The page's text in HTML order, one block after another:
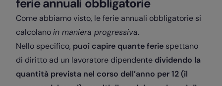
ferie annuali obbligatorie
Come abbiamo visto, le ferie annuali obbligatorie si
calcolanoin maniera progressiva.
Nello specifico, puoi capire quante ferie spettano
di diritto ad un lavoratore dipendente dividendo la
quantità prevista nel corso dell’anno per 12 (il